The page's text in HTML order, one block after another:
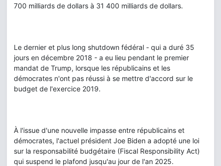
700 milliards de dollars à 31 400 milliards de dollars.
Le dernier et plus long shutdown fédéral - qui a duré 35
jours en décembre 2018 - a eu lieu pendant le premier
mandat de Trump, lorsque les républicains et les
démocrates n'ont pas réussi à se mettre d'accord sur le
budget de l'exercice 2019.
À l'issue d'une nouvelle impasse entre républicains et
démocrates, l'actuel président Joe Biden a adopté une loi
sur la responsabilité budgétaire (Fiscal Responsibility Act)
qui suspend le plafond jusqu'au jour de l'an 2025.